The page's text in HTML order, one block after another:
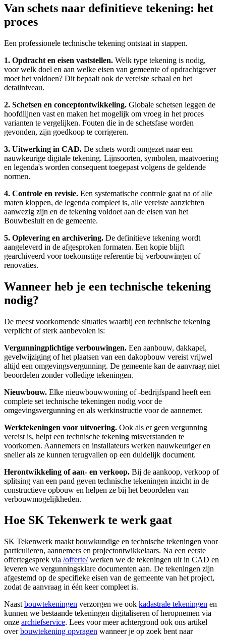
Van schets naar definitieve tekening: het
proces
Een professionele technische tekening ontstaat in stappen.
1. Opdracht en eisen vaststellen. Welk type tekening is nodig,
voor welk doel en aan welke eisen van gemeente of opdrachtgever
moet het voldoen? Dit bepaalt ook de vereiste schaal en het
detailniveau.
2. Schetsen en conceptontwikkeling. Globale schetsen leggen de
hoofdlijnen vast en maken het mogelijk om vroeg in het proces
varianten te vergelijken. Fouten die in de schetsfase worden
gevonden, zijn goedkoop te corrigeren.
3. Uitwerking in CAD. De schets wordt omgezet naar een
nauwkeurige digitale tekening. Lijnsoorten, symbolen, maatvoering
en legenda's worden consequent toegepast volgens de geldende
normen.
4. Controle en revisie. Een systematische controle gaat na of alle
maten kloppen, de legenda compleet is, alle vereiste aanzichten
aanwezig zijn en de tekening voldoet aan de eisen van het
Bouwbesluit en de gemeente.
5. Oplevering en archivering. De definitieve tekening wordt
aangeleverd in de afgesproken formaten. Een kopie blijft
gearchiveerd voor toekomstige referentie bij verbouwingen of
renovaties.
Wanneer heb je een technische tekening
nodig?
De meest voorkomende situaties waarbij een technische tekening
verplicht of sterk aanbevolen is:
Vergunningplichtige verbouwingen. Een aanbouw, dakkapel,
gevelwijziging of het plaatsen van een dakopbouw vereist vrijwel
altijd een omgevingsvergunning. De gemeente kan de aanvraag niet
beoordelen zonder volledige tekeningen.
Nieuwbouw. Elke nieuwbouwwoning of -bedrijfspand heeft een
complete set technische tekeningen nodig voor de
omgevingsvergunning en als werkinstructie voor de aannemer.
Werktekeningen voor uitvoering. Ook als er geen vergunning
vereist is, helpt een technische tekening misverstanden te
voorkomen. Aannemers en installateurs werken nauwkeuriger en
sneller als ze kunnen terugvallen op een duidelijk document.
Herontwikkeling of aan- en verkoop. Bij de aankoop, verkoop of
splitsing van een pand geven technische tekeningen inzicht in de
constructieve opbouw en helpen ze bij het beoordelen van
verbouwmogelijkheden.
Hoe SK Tekenwerk te werk gaat
SK Tekenwerk maakt bouwkundige en technische tekeningen voor
particulieren, aannemers en projectontwikkelaars. Na een eerste
offertegesprek via /offerte/werken we de tekeningen uit in CAD en
leveren we vergunningsklare documenten aan. De tekeningen zijn
afgestemd op de specifieke eisen van de gemeente van het project,
zodat de aanvraag in één keer compleet is.
Naast bouwtekeningen verzorgen we ook kadastrale tekeningen en
kunnen we bestaande tekeningen digitaliseren of heropnemen via
onze archiefservice. Lees voor meer achtergrond ook ons artikel
overbouwtekening opvragen wanneer je op zoek bent naar